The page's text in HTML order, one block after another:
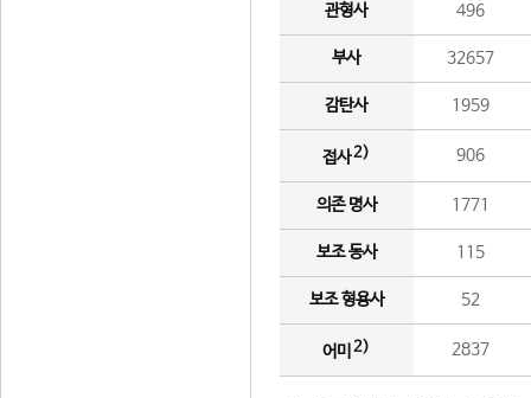
관형사 496
부사 32657
감탄사 1959
접사2) 906
의존 명사 1771
보조 동사 115
보조 형용사 52
어미 2) 2837